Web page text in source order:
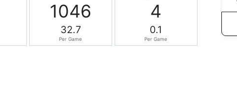
1046
32.7
Per Game
4
0.1
Per Game